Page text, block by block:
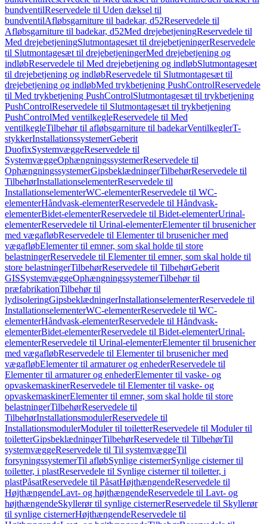
bundventilReservedele til Uden dæksel til
bundventilAfløbsgarniture til badekar, d52Reservedele til
Afløbsgarniture til badekar, d52Med drejebetjeningReservedele til
Med drejebetjeningSlutmontagesæt til drejebetjeningerReservedele
til Slutmontagesæt til drejebetjeningerMed drejebetjening og
indløbReservedele til Med drejebetjening og indløbSlutmontagesæt
til drejebetjening og indløbReservedele til Slutmontagesæt til
drejebetjening og indløbMed trykbetjening PushControlReservedele
til Med trykbetjening PushControlSlutmontagesæt til trykbetjening
PushControlReservedele til Slutmontagesæt til trykbetjening
PushControlMed ventilkegleReservedele til Med
ventilkegleTilbehør til afløbsgarniture til badekarVentilkeglerT-
stykkerInstallationssystemerGeberit
DuofixSystemvæggeReservedele til
SystemvæggeOphængningssystemerReservedele til
OphængningssystemerGipsbeklædningerTilbehørReservedele til
TilbehørInstallationselementerReservedele til
InstallationselementerWC-elementerReservedele til WC-
elementerHåndvask-elementerReservedele til Håndvask-
elementerBidet-elementerReservedele til Bidet-elementerUrinal-
elementerReservedele til Urinal-elementerElementer til brusenicher
med vægafløbReservedele til Elementer til brusenicher med
vægafløbElementer til emner, som skal holde til store
belastningerReservedele til Elementer til emner, som skal holde til
store belastningerTilbehørReservedele til TilbehørGeberit
GISSystemvæggeOphængningssystemerTilbehør til
præfabrikationTilbehør til
lydisoleringGipsbeklædningerInstallationselementerReservedele til
InstallationselementerWC-elementerReservedele til WC-
elementerHåndvask-elementerReservedele til Håndvask-
elementerBidet-elementerReservedele til Bidet-elementerUrinal-
elementerReservedele til Urinal-elementerElementer til brusenicher
med vægafløbReservedele til Elementer til brusenicher med
vægafløbElementer til armaturer og enhederReservedele til
Elementer til armaturer og enhederElementer til vaske- og
opvaskemaskinerReservedele til Elementer til vaske- og
opvaskemaskinerElementer til emner, som skal holde til store
belastningerTilbehørReservedele til
TilbehørInstallationsmodulerReservedele til
InstallationsmodulerModuler til toiletterReservedele til Moduler til
toiletterGipsbeklædningerTilbehørReservedele til TilbehørTil
systemvæggeReservedele til Til systemvæggeTil
forsyningssystemerTil afløbSynlige cisternerSynlige cisterner til
toiletter, i plastReservedele til Synlige cisterner til toiletter, i
plastPåsatReservedele til PåsatHøjthængendeReservedele til
HøjthængendeLavt- og højthængendeReservedele til Lavt- og
højthængendeSkyllerør til synlige cisternerReservedele til Skyllerør
til synlige cisternerHøjthængendeReservedele til